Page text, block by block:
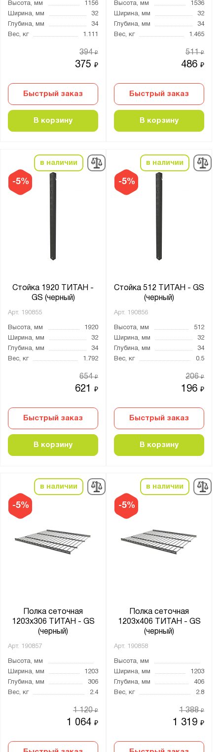
Высота, мм
1156
Ширина, мм
32
Глубина, мм
34
Вес, кг
1.111
375₽
394₽
Быстрый заказ
В корзину
Высота, мм
1536
Ширина, мм
32
Глубина, мм
34
Вес, кг
1.465
486₽
511₽
Быстрый заказ
В корзину
-5%
в наличии
Стойка 1920 ТИТАН -
GS (черный)
Арт. 190855
Высота, мм
1920
Ширина, мм
32
Глубина, мм
34
Вес, кг
1.792
621₽
654₽
Быстрый заказ
В корзину
-5%
в наличии
Стойка 512 ТИТАН - GS
(черный)
Арт. 190856
Высота, мм
512
Ширина, мм
32
Глубина, мм
34
Вес, кг
0.5
196₽
206₽
Быстрый заказ
В корзину
-5%
в наличии
Полка сеточная
1203х306 ТИТАН - GS
(черный)
Арт. 190857
Высота, мм
Ширина, мм
1203
Глубина, мм
306
Вес, кг
2.4
1 064₽
1 120₽
-5%
в наличии
Полка сеточная
1203х406 ТИТАН - GS
(черный)
Арт. 190858
Высота, мм
Ширина, мм
1203
Глубина, мм
406
Вес, кг
2.8
1 319₽
1 388₽